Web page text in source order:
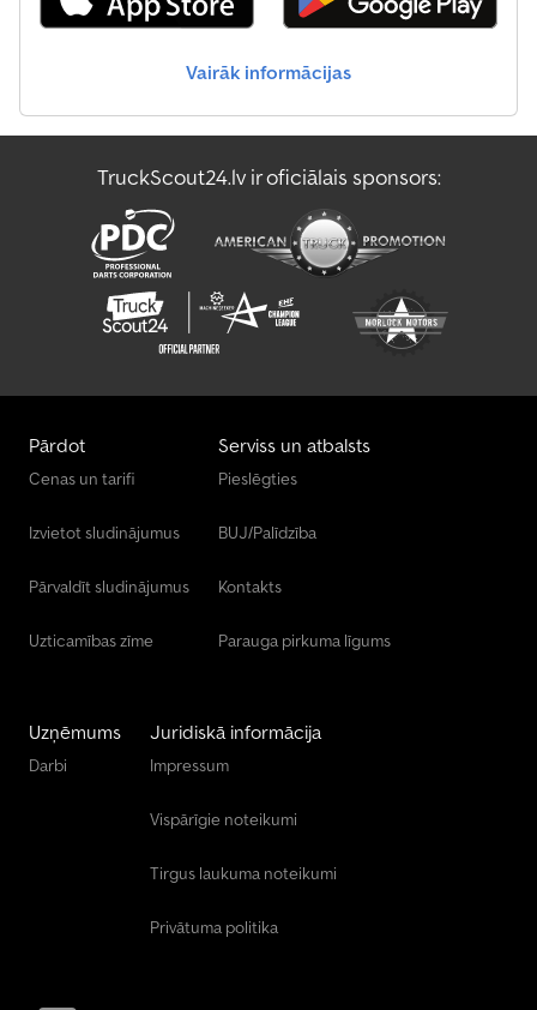
Vairāk informācijas
TruckScout24.lv ir oficiālais sponsors:
Pārdot
Cenas un tarifi
Izvietot sludinājumus
Pārvaldīt sludinājumus
Uzticamības zīme
Serviss un atbalsts
Pieslēgties
BUJ/Palīdzība
Kontakts
Parauga pirkuma līgums
Uzņēmums
Darbi
Juridiskā informācija
Impressum
Vispārīgie noteikumi
Tirgus laukuma noteikumi
Privātuma politika